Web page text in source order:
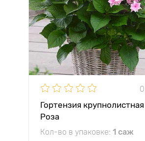
Гортензия
Роза
Кол-во в упаковке: 1 саж